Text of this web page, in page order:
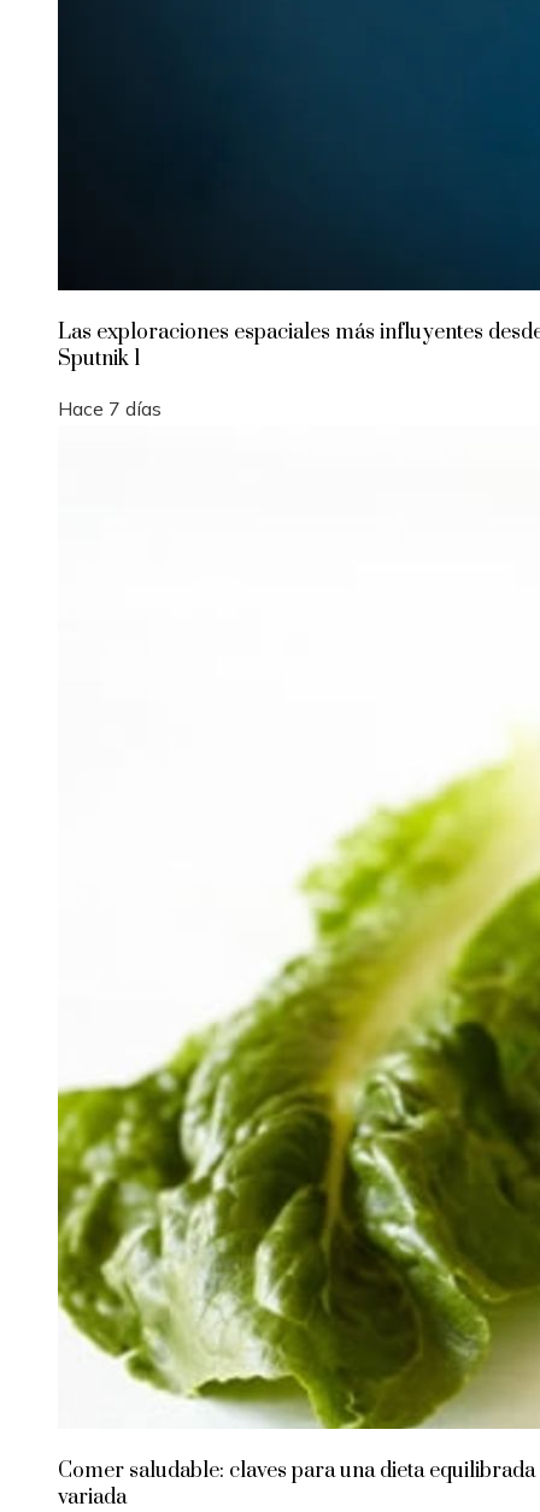
Las exploraciones espaciales más influyentes
Sputnik 1
Hace 7 días
Comer saludable: claves para una dieta
variada